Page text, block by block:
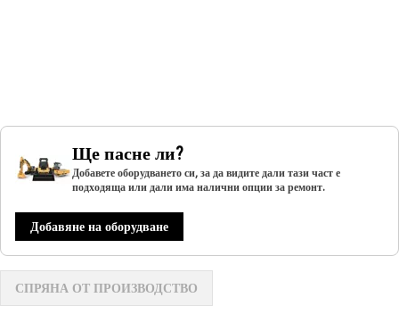
Ще пасне ли?
Добавете оборудването си, за да видите дали тази част е
подходяща или дали има налични опции за ремонт.
Добавяне на оборудване
СПРЯНА ОТ ПРОИЗВОДСТВО